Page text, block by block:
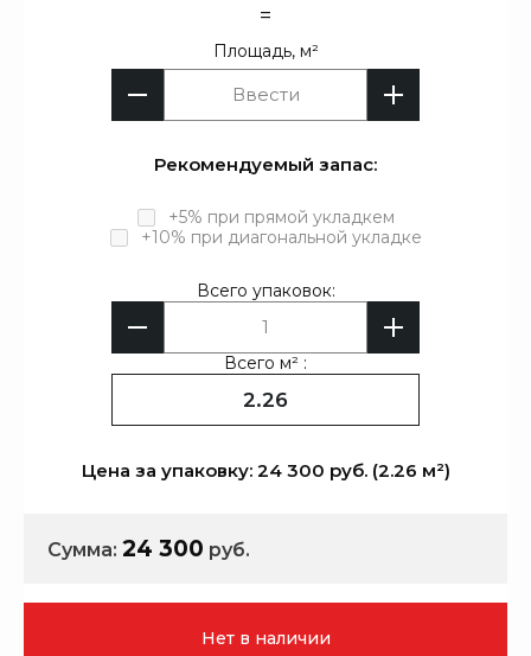
=
Площадь, м²
Рекомендуемый запас:
+5% при прямой укладкем
+10% при диагональной укладке
Всего упаковок:
Всего м² :
Цена за упаковку: 24 300 руб. (2.26 м²)
Сумма: 24 300 руб.
Нет в наличии